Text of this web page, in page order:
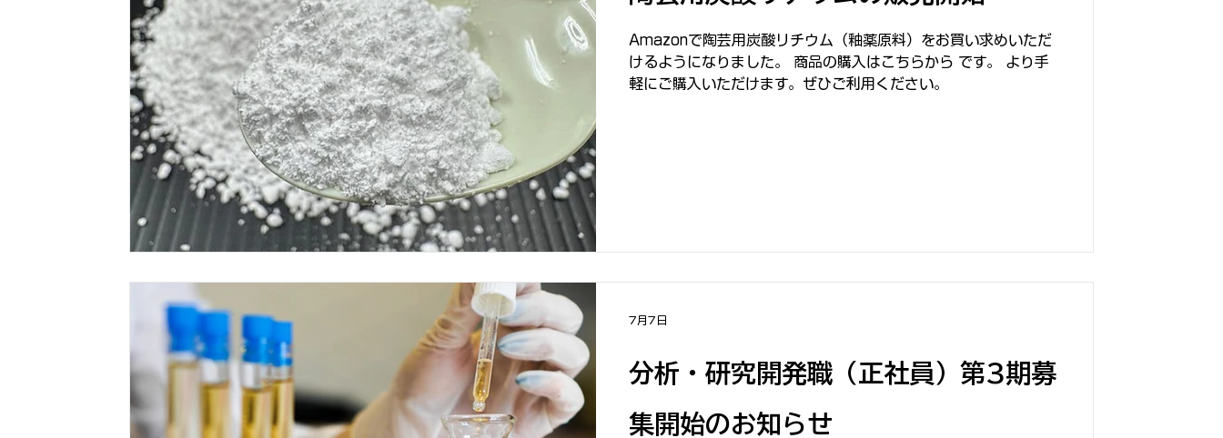
Amazonで陶芸用炭酸リチウム（釉薬原料）をお買い求めいただ
けるようになりました。 商品の購入はこちらから です。 より手
軽にご購入いただけます。ぜひご利用ください。
分析・研究開発職（正社員）第3期募
集開始のお知らせ
7月7日